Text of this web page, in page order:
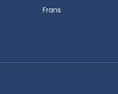
Frans